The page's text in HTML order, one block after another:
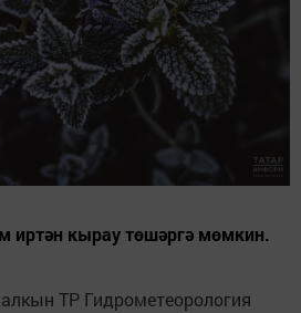
иртән кырау төшәргә мөмкин.
ТР Гидрометеорология